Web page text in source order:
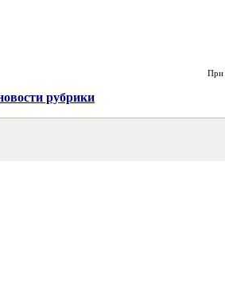
При
рубрики